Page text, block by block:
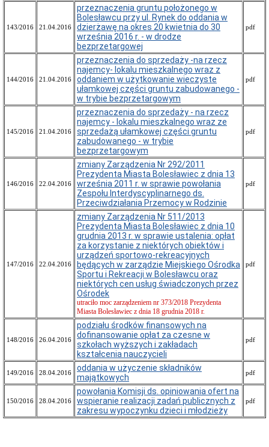
143/2016 21.04.2016
przeznaczenia gruntu położonego w
Bolesławcu przy ul. Rynek do oddania w
dzierżawę na okres 20 kwietnia do 30
września 2016 r. - w drodze
bezprzetargowej
pdf
144/2016 21.04.2016
przeznaczenia do sprzedaży -na rzecz
najemcy- lokalu mieszkalnego wraz z
oddaniem w użytkowanie wieczyste
ułamkowej części gruntu zabudowanego -
w trybie bezprzetargowym
pdf
145/2016 21.04.2016
przeznaczenia do sprzedaży - na rzecz
najemcy - lokalu mieszkalnego wraz ze
sprzedażą ułamkowej części gruntu
zabudowanego - w trybie
bezprzetargowym
pdf
146/2016 22.04.2016
zmiany Zarządzenia Nr 292/2011
Prezydenta Miasta Bolesławiec z dnia 13
września 2011 r. w sprawie powołania
Zespołu Interdyscyplinarnego ds.
Przeciwdziałania Przemocy w Rodzinie
pdf
147/2016 22.04.2016
zmiany Zarządzenia Nr 511/2013
Prezydenta Miasta Bolesławiec z dnia 10
grudnia 2013 r. w sprawie ustalenia: opłat
za korzystanie z niektórych obiektów i
urządzeń sportowo-rekreacyjnych
będących w zarządzie Miejskiego Ośrodka
Sportu i Rekreacji w Bolesławcu oraz
niektórych cen usług świadczonych przez
Ośrodek
utraciło moc zarządzeniem nr 373/2018 Prezydenta
Miasta Bolesławiec z dnia 18 grudnia 2018 r.
pdf
148/2016 26.04.2016
podziału środków finansowych na
dofinansowanie opłat za czesne w
szkołach wyższych i zakładach
kształcenia nauczycieli
pdf
149/2016 28.04.2016
oddania w użyczenie składników
majątkowych
pdf
150/2016 28.04.2016
powołania Komisji ds. opiniowania ofert na
wspieranie realizacji zadań publicznych z
zakresu wypoczynku dzieci i młodzieży
pdf